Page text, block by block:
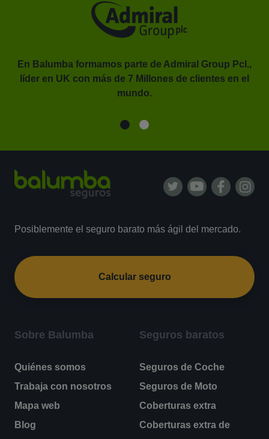
En Balumba formamos parte de Admiral Group Pcl.,
líder en UK con más de 7 Millones de clientes en el
mundo.
Posiblemente el seguro barato más ágil del mercado.
Calcular seguro
Sobre Balumba
Quiénes somos
Trabaja con nosotros
Mapa web
Blog
Seguros baratos
Seguros de Coche
Seguros de Moto
Coberturas extra
Coberturas extra de